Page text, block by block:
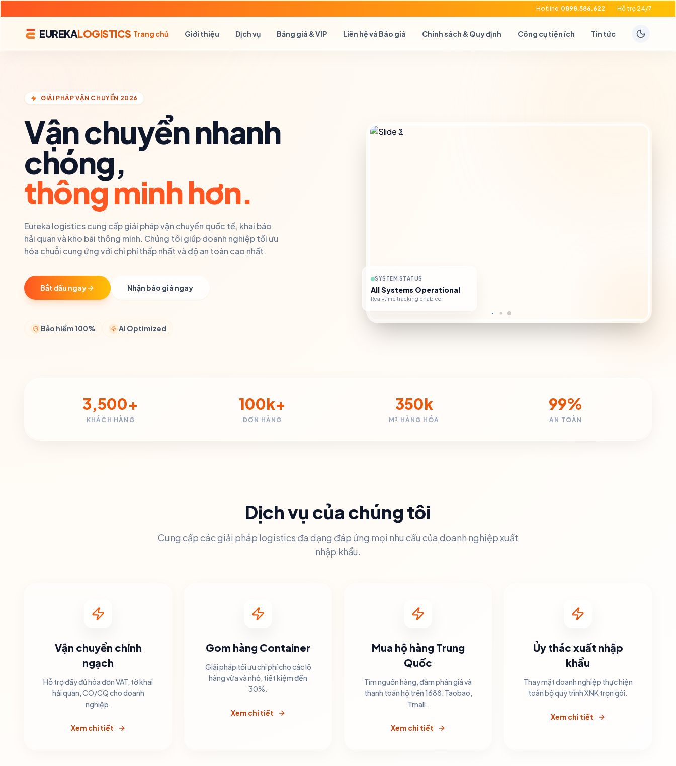
Hotline: 0898.586.622 Hỗ trợ 24/7
EUREKALOGISTICS Trang chủ Giới thiệu Dịch vụ Bảng giá & VIP Liên hệ và Báo giá Chính sách & Quy định Công cụ tiện ích Tin tức
GIẢI PHÁP VẬN CHUYỂN 2026
Vận chuyển nhanh
chóng,
thông minh hơn.
Eureka logistics cung cấp giải pháp vận chuyển quốc tế, khai báo
hải quan và kho bãi thông minh. Chúng tôi giúp doanh nghiệp tối ưu
hóa chuỗi cung ứng với chi phí thấp nhất và độ an toàn cao nhất.
Bắt đầu ngay Nhận báo giá ngay
Bảo hiểm 100% AI Optimized
SYSTEM STATUS
All Systems Operational
Real-time tracking enabled
3,500+
KHÁCH HÀNG
100k+
ĐƠN HÀNG
350k
M³ HÀNG HÓA
99%
AN TOÀN
Dịch vụ của chúng tôi
Cung cấp các giải pháp logistics đa dạng đáp ứng mọi nhu cầu của doanh nghiệp xuất
nhập khẩu.
Vận chuyển chính
ngạch
Hỗ trợ đầy đủ hóa đơn VAT, tờ khai
hải quan, CO/CQ cho doanh
nghiệp.
Xem chi tiết
Gom hàng Container
Giải pháp tối ưu chi phí cho các lô
hàng vừa và nhỏ, tiết kiệm đến
30%.
Xem chi tiết
Mua hộ hàng Trung
Quốc
Tìm nguồn hàng, đàm phán giá và
thanh toán hộ trên 1688, Taobao,
Tmall.
Xem chi tiết
Ủy thác xuất nhập
khẩu
Thay mặt doanh nghiệp thực hiện
toàn bộ quy trình XNK trọn gói.
Xem chi tiết